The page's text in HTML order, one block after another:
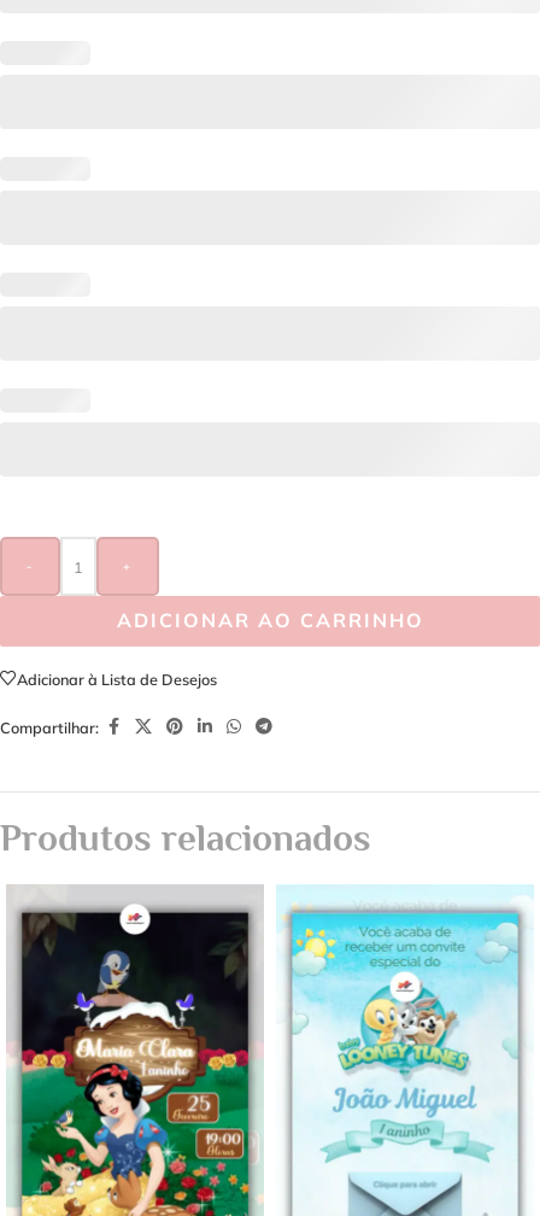
- +
ADICIONAR AO CARRINHO
Adicionar à Lista de Desejos
Compartilhar:
Produtos relacionados